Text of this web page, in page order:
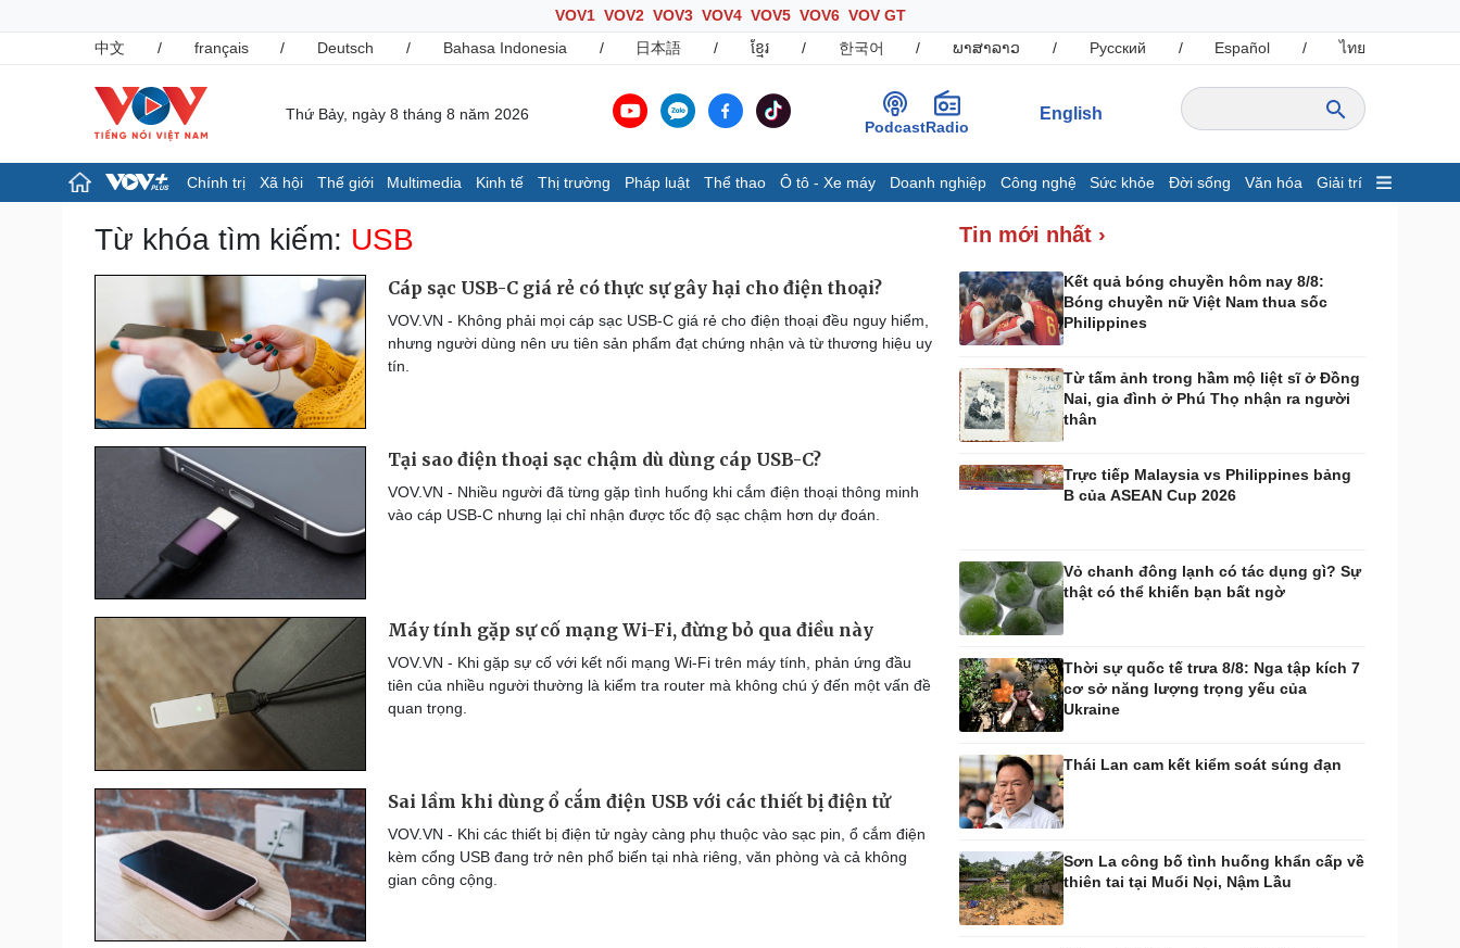
VOV1 VOV2 VOV3 VOV4 VOV5 VOV6 VOV GT
中文
/ français / Deutsch / Bahasa Indonesia / 日本語 / ខ្មែរ / 한국어 / ພາສາລາວ / Русский / Español / ไทย
Thứ Bảy, ngày 8 tháng 8 năm 2026
PodcastRadio
English
Chính trị Xã hội Thế giới Multimedia Kinh tế Thị trường Pháp luật Thể thao Ô tô - Xe máy Doanh nghiệp Công nghệ Sức khỏe Đời sống Văn hóa Giải trí
Chính trị
Tổ chức nhân sự
Quốc hội
Nhận diện sự thật
Xã hội
Giáo dục
Dự báo thời tiết
Dấu ấn VOV
Việc làm
Biển đảo
Cuộc sống đó đây
Hồ sơ
Video
E-Magazine
Infographic
Kinh tế
Khởi nghiệp
Tiêu dùng
Tỷ giá
Pháp luật
Tư vấn luật
Thể thao
Bóng đá quốc tế
Lịch thi đấu bóng đá
eSports
Hậu trường
Xe máy
Doanh nghiệp 24h
Doanh nhân
Vì cộng đồng
Công nghệ
Sành điệu
Trải nghiệm
Sức khỏe
Sản phụ khoa
Nhi khoa
Phòng mạch online
Ăn sạch sống khỏe
Nhà đẹp
Tình yêu - Gia đình
Blog
Văn hóa
Sân khấu - Điện ảnh
Văn học
Âm nhạc
Giải trí
Nghệ sĩ
Thời trang
Du lịch
Tư vấn
Săn Tour
Quân sự - Quốc phòng
Vũ khí
Việt Nam
Phân tích
Từ khóa tìm kiếm: USB
Cáp sạc USB-C giá rẻ có thực sự gây hại cho điện thoại?
VOV.VN - Không phải mọi cáp sạc USB-C giá rẻ cho điện thoại đều nguy hiểm,
nhưng người dùng nên ưu tiên sản phẩm đạt chứng nhận và từ thương hiệu uy
tín.
Tại sao điện thoại sạc chậm dù dùng cáp USB-C?
VOV.VN - Nhiều người đã từng gặp tình huống khi cắm điện thoại thông minh
vào cáp USB-C nhưng lại chỉ nhận được tốc độ sạc chậm hơn dự đoán.
Máy tính gặp sự cố mạng Wi-Fi, đừng bỏ qua điều này
VOV.VN - Khi gặp sự cố với kết nối mạng Wi-Fi trên máy tính, phản ứng đầu
tiên của nhiều người thường là kiểm tra router mà không chú ý đến một vấn đề
quan trọng.
Sai lầm khi dùng ổ cắm điện USB với các thiết bị điện tử
VOV.VN - Khi các thiết bị điện tử ngày càng phụ thuộc vào sạc pin, ổ cắm điện
kèm cổng USB đang trở nên phổ biến tại nhà riêng, văn phòng và cả không
gian công cộng.
Tin mới nhất ›
Kết quả bóng chuyền hôm nay 8/8:
Bóng chuyền nữ Việt Nam thua sốc
Philippines
Từ tấm ảnh trong hầm mộ liệt sĩ ở Đồng
Nai, gia đình ở Phú Thọ nhận ra người
thân
Trực tiếp Malaysia vs Philippines bảng
B của ASEAN Cup 2026
Vỏ chanh đông lạnh có tác dụng gì? Sự
thật có thể khiến bạn bất ngờ
Thời sự quốc tế trưa 8/8: Nga tập kích 7
cơ sở năng lượng trọng yếu của
Ukraine
Thái Lan cam kết kiểm soát súng đạn
Sơn La công bố tình huống khẩn cấp về
thiên tai tại Muổi Nọi, Nậm Lầu